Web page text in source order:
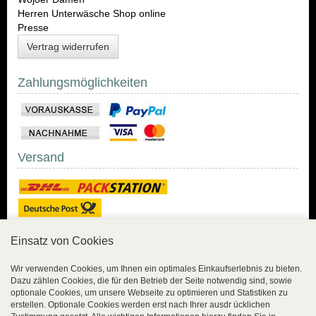
Herren Unterwäsche Shop online
Presse
Vertrag widerrufen
Zahlungsmöglichkeiten
Versand
Sicher Einkaufen mit
Trusted Shops und
Geld-zurück-Garantie.
Einsatz von Cookies
Wir verwenden Cookies, um Ihnen ein optimales Einkaufserlebnis zu bieten.
Dazu zählen Cookies, die für den Betrieb der Seite notwendig sind, sowie
optionale Cookies, um unsere Webseite zu optimieren und Statistiken zu
erstellen. Optionale Cookies werden erst nach Ihrer ausdr ücklichen